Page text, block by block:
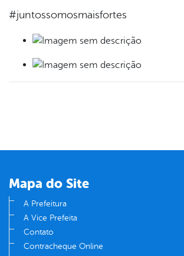
#juntossomosmaisfortes
Mapa do Site
A Prefeitura
A Vice Prefeita
Contato
Contracheque Online